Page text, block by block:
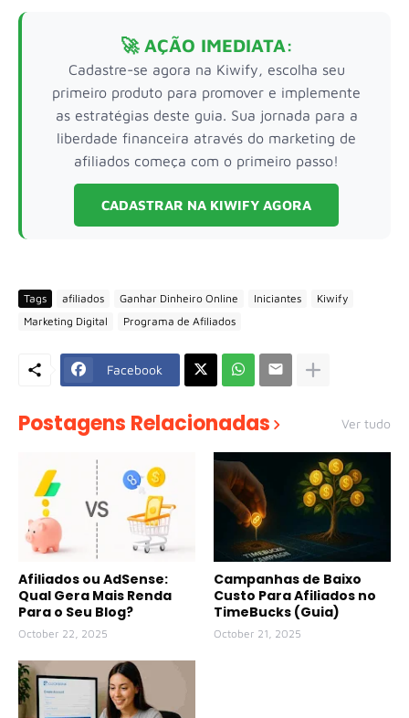
🚀 AÇÃO IMEDIATA:
Cadastre-se agora na Kiwify, escolha seu
primeiro produto para promover e implemente
as estratégias deste guia. Sua jornada para a
liberdade financeira através do marketing de
afiliados começa com o primeiro passo!
CADASTRAR NA KIWIFY AGORA
Tags afiliados Ganhar Dinheiro Online Iniciantes
Kiwify
Marketing Digital
Programa de Afiliados
Facebook
Postagens Relacionadas Ver tudo
Afiliados ou AdSense:
Qual Gera Mais Renda
Para o Seu Blog?
October 22, 2025
Campanhas de Baixo
Custo Para Afiliados no
TimeBucks (Guia)
October 21, 2025